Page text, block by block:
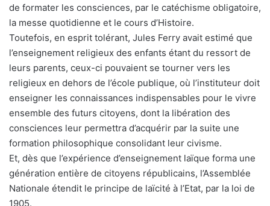
de formater les consciences, par le catéchisme obligatoire,
la messe quotidienne et le cours d’Histoire.
Toutefois, en esprit tolérant, Jules Ferry avait estimé que
l’enseignement religieux des enfants étant du ressort de
leurs parents, ceux-ci pouvaient se tourner vers les
religieux en dehors de l’école publique, où l’instituteur doit
enseigner les connaissances indispensables pour le vivre
ensemble des futurs citoyens, dont la libération des
consciences leur permettra d’acquérir par la suite une
formation philosophique consolidant leur civisme.
Et, dès que l’expérience d’enseignement laïque forma une
génération entière de citoyens républicains, l’Assemblée
Nationale étendit le principe de laïcité à l’Etat, par la loi de
1905.